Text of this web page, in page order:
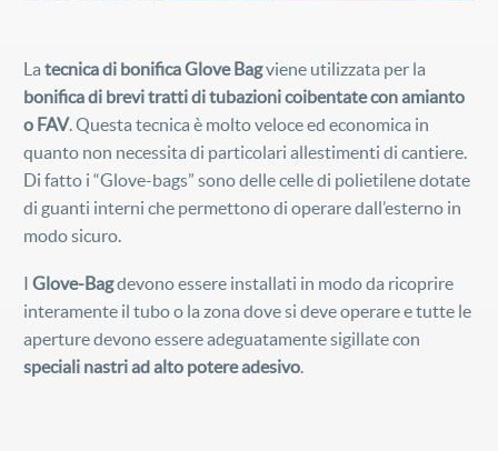
La tecnica di bonifica Glove Bagviene utilizzata per la
bonifica di brevi tratti di tubazioni coibentate con amianto
o FAV. Questa tecnica è molto veloce ed economica in
quanto non necessita di particolari allestimenti di cantiere.
Di fatto i “Glove-bags” sono delle celle di polietilene dotate
di guanti interni che permettono di operare dall’esterno in
modo sicuro.
I Glove-Bagdevono essere installati in modo da ricoprire
interamente il tubo o la zona dove si deve operare e tutte le
aperture devono essere adeguatamente sigillate con
speciali nastri ad alto potere adesivo.